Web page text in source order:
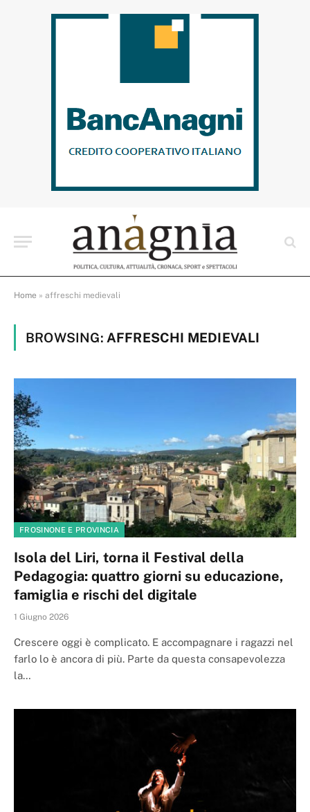
Home » affreschi medievali
BROWSING: AFFRESCHI MEDIEVALI
FROSINONE E PROVINCIA
Isola del Liri, torna il Festival della
Pedagogia: quattro giorni su educazione,
famiglia e rischi del digitale
1 Giugno 2026
Crescere oggi è complicato. E accompagnare i ragazzi nel
farlo lo è ancora di più. Parte da questa consapevolezza
la…